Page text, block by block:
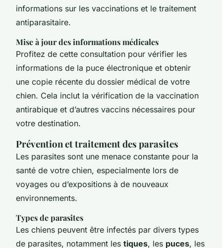
informations sur les vaccinations et le traitement
antiparasitaire.
Mise à jour des informations médicales
Profitez de cette consultation pour vérifier les
informations de la puce électronique et obtenir
une copie récente du dossier médical de votre
chien. Cela inclut la vérification de la vaccination
antirabique et d’autres vaccins nécessaires pour
votre destination.
Prévention et traitement des parasites
Les parasites sont une menace constante pour la
santé de votre chien, especialmente lors de
voyages ou d’expositions à de nouveaux
environnements.
Types de parasites
Les chiens peuvent être infectés par divers types
de parasites, notamment les tiques, les puces, les